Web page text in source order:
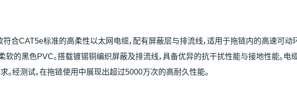
符合CAT5e标准的高柔性以太网电缆，配有屏蔽层与排流线，适用于拖链内的高速可动
软的黑色PVC。搭载镀锡铜编织屏蔽及排流线，具备优异的抗干扰性能与接地性能。
。经测试，在拖链使用中展现出超过5000万次的高耐久性能。